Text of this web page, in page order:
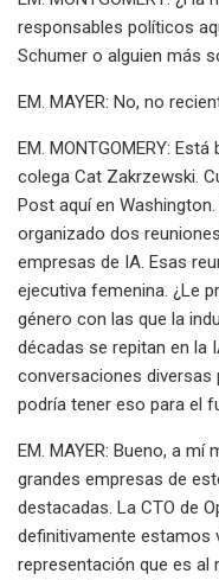
responsables políticos
Schumer o alguien más
EM. MAYER: No, no
EM. MONTGOMERY:
colega Cat Zakrzewski.
Post aquí en
organizado dos
empresas de IA. Esas
ejecutiva femenina. ¿Le
género con las que la
décadas se repitan en la
conversaciones diversas
podría tener eso para el
EM. MAYER: Bueno, a
grandes empresas de
destacadas. La CTO de
definitivamente estamos
representación que es al